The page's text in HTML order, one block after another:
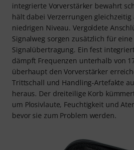
integrierte Vorverstärker bewahrt
hält dabei Verzerrungen
niedrigen Niveau. Vergoldete
Signalweg sorgen zusätzlich für
Signalübertragung. Ein fest
dämpft Frequenzen unterhalb von
überhaupt den Vorverstärker
Trittschall und Handling-Artefakte
heraus. Der dreiteilige Korb
um Plosivlaute, Feuchtigkeit und
bevor sie zum Problem werden.